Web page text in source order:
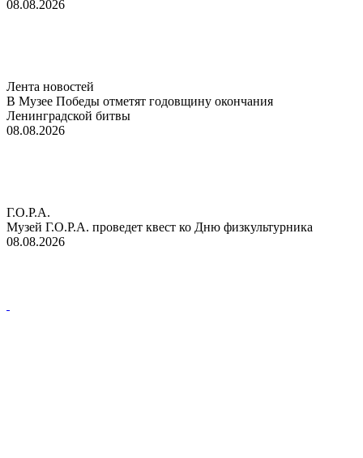
08.08.2026
Лента новостей
В Музее Победы отметят годовщину окончания
Ленинградской битвы
08.08.2026
Г.О.Р.А.
Музей Г.О.Р.А. проведет квест ко Дню физкультурника
08.08.2026